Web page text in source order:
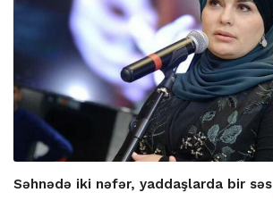
Səhnədə iki nəfər, yaddaşlarda bir səs